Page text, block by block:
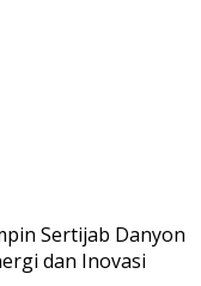
Sertijab Danyon
dan Inovasi